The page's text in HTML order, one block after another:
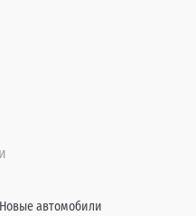
Новые автомобили